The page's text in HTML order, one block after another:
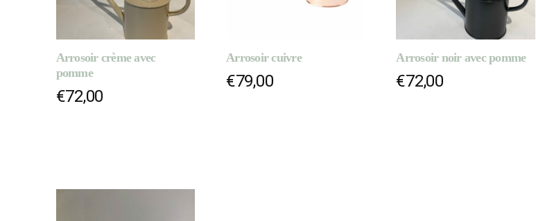
Arrosoir crème avec
pomme
€72,00
Arrosoir cuivre
€79,00
Arrosoir noir avec pomme
€72,00